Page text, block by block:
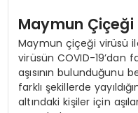
Maymun Çiçeği
Maymun çiçeği virüsü
virüsün COVID-19’dan
aşısının bulunduğunu
farklı şekillerde
altındaki kişiler için